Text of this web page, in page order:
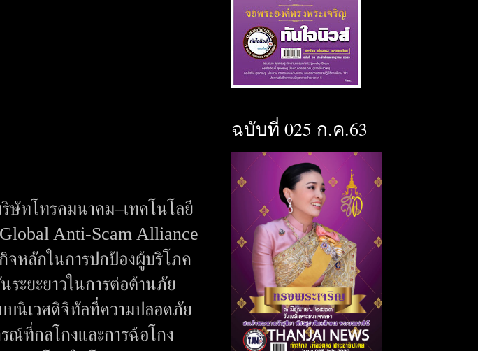
ษัทโทรคมนาคม–เทคโนโลยี
Global Anti-Scam Alliance
หลักในการปกป้องผู้บริโภค
ะยะยาวในการต่อต้านภัย
บนิเวศดิจิทัลที่ความปลอดภัย
ณ์ที่กลโกงและการฉ้อโกง
ฉบับที่ 025 ก.ค.63